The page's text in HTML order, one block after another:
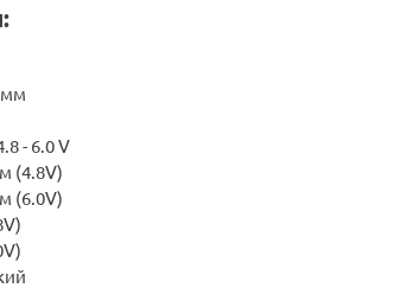
мм
- 6.0 V
(4.8V)
(6.0V)